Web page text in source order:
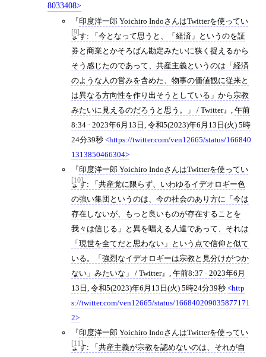
8033408
[9]
印度洋一郎 Yoichiro IndoさんはTwitterを使ってい
ます: 「今となって思うと、「経済」というのを証
券と商業とかそろばん勘定みたいに狭く捉えるから
そう感じたのであって、共産主義というのは「経済
のような人の営みを含めた、物事の価値観に従来と
は異なる方向性を作り出そうとしている」から宗教
みたいに見えるのだろうと思う。」 / Twitter
, 午前
8:34 · 2023年6月13日 , 令和5(2023)年6月13日(火) 5時
24分39秒
https://twitter.com/ven12665/status/166840
1313850466304
[10]
印度洋一郎 Yoichiro IndoさんはTwitterを使ってい
ます: 「共産党に限らず、いわゆるイデオロギー色
の強い集団というのは、今の社会のあり方に「今は
存在しないが、もっと良いものが存在することを
我々は信じる」と異を唱える人達であって、それは
「現世を全てだと思わない」という点で信仰と似て
いる。「強烈なイデオロギーは宗教と見分けがつか
ない」みたいな」 / Twitter
, 午前8:37 · 2023年6月
13日 , 令和5(2023)年6月13日(火) 5時24分39秒
http
s://twitter.com/ven12665/status/166840209035877171
2
[11]
印度洋一郎 Yoichiro IndoさんはTwitterを使ってい
ます: 「共産主義が宗教を認めないのは、それが自